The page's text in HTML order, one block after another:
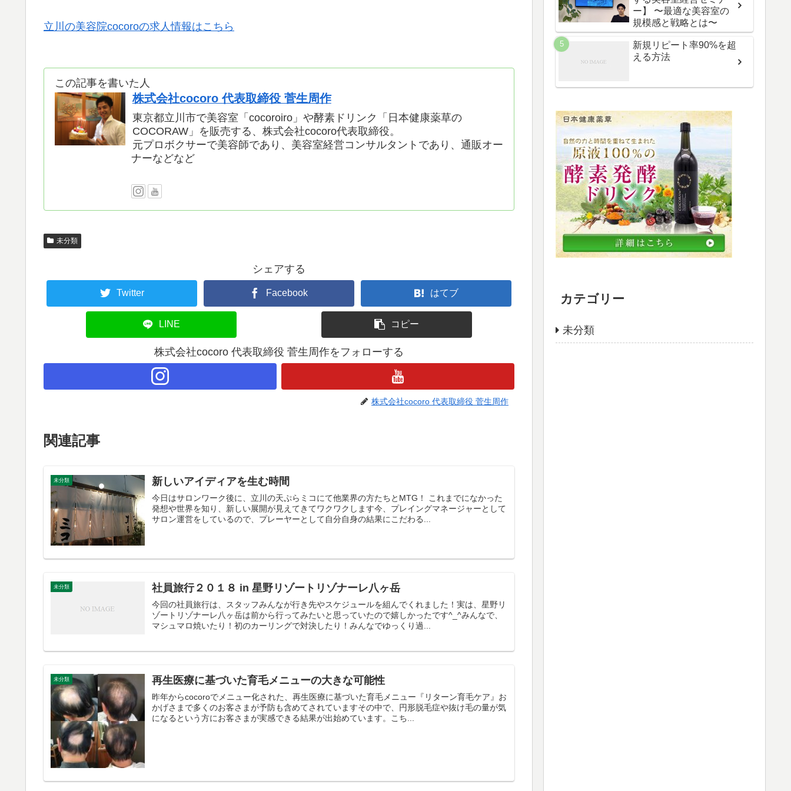
立川の美容院cocoroの求人情報はこちら
この記事を書いた人
株式会社cocoro 代表取締役 菅生周作
東京都立川市で美容室「cocoroiro」や酵素ドリンク「日本健康薬草の
COCORAW」を販売する、株式会社cocoro代表取締役。
元プロボクサーで美容師であり、美容室経営コンサルタントであり、通販オー
ナーなどなど
未分類
シェアする
Twitter Facebook はてブ
LINE コピー
株式会社cocoro 代表取締役 菅生周作をフォローする
株式会社cocoro 代表取締役 菅生周作
関連記事
未分類 新しいアイディアを生む時間
今日はサロンワーク後に、立川の天ぷらミコにて他業界の方たちとMTG！ これまでになかった
発想や世界を知り、新しい展開が見えてきてワクワクします今、プレイングマネージャーとして
サロン運営をしているので、プレーヤーとして自分自身の結果にこだわる...
未分類 社員旅行２０１８ in 星野リゾートリゾナーレ八ヶ岳
今回の社員旅行は、スタッフみんなが行き先やスケジュールを組んでくれました！実は、星野リ
ゾートリゾナーレ八ヶ岳は前から行ってみたいと思っていたので嬉しかったです^_^みんなで、
マシュマロ焼いたり！初のカーリングで対決したり！みんなでゆっくり過...
未分類 再生医療に基づいた育毛メニューの大きな可能性
昨年からcocoroでメニュー化された、再生医療に基づいた育毛メニュー『リターン育毛ケア』お
かげさまで多くのお客さまが予防も含めてされていますその中で、円形脱毛症や抜け毛の量が気
になるという方にお客さまが実感できる結果が出始めています。こち...
ー】 〜最適な美容室の
規模感と戦略とは〜
新規リピート率90%を超
える方法
カテゴリー
未分類